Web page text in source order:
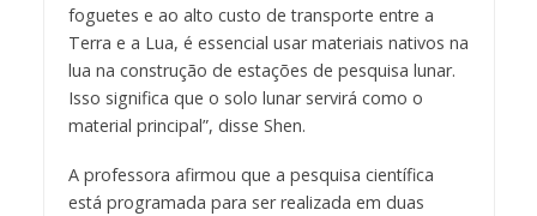
foguetes e ao alto custo de transporte entre a
Terra e a Lua, é essencial usar materiais nativos na
lua na construção de estações de pesquisa lunar.
Isso significa que o solo lunar servirá como o
material principal”, disse Shen.
A professora afirmou que a pesquisa científica
está programada para ser realizada em duas